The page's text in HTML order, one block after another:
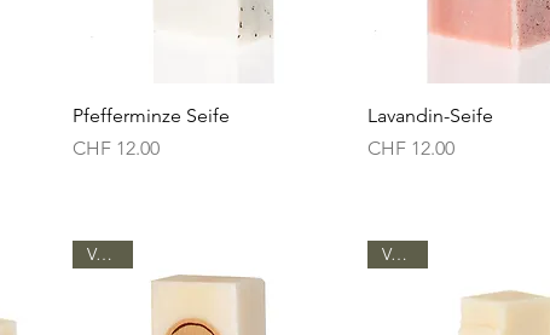
Schnellansicht
Pfefferminze Seife
Preis
CHF 12.00
Schnellansicht
Lavandin-Seife
Preis
CHF 12.00
Vegan Vegan